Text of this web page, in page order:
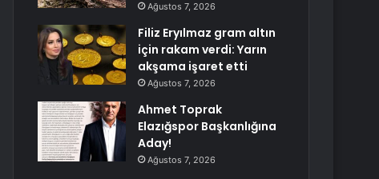
Ağustos 7, 2026
Filiz Eryılmaz gram altın
için rakam verdi: Yarın
akşama işaret etti
Ağustos 7, 2026
Ahmet Toprak
Elazığspor Başkanlığına
Aday!
Ağustos 7, 2026